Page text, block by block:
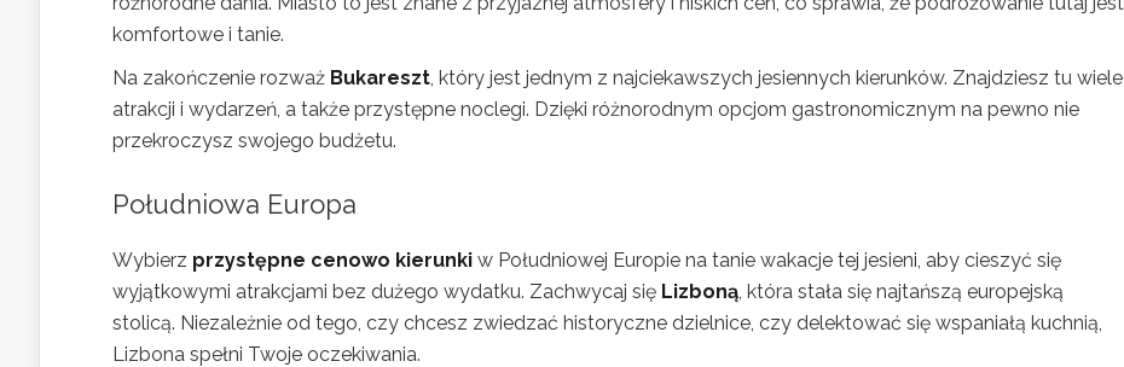
komfortowe i tanie.
Na zakończenie rozważ Bukareszt , który jest jednym z najciekawszych jesiennych kierunków. Znajdziesz tu wiele
atrakcji i wydarzeń, a także przystępne noclegi. Dzięki różnorodnym opcjom gastronomicznym na pewno nie
przekroczysz swojego budżetu.
Południowa Europa
Wybierz przystępne cenowo kierunki w Południowej Europie na tanie wakacje tej jesieni, aby cieszyć się
wyjątkowymi atrakcjami bez dużego wydatku. Zachwycaj się Lizboną , która stała się najtańszą europejską
stolicą. Niezależnie od tego, czy chcesz zwiedzać historyczne dzielnice, czy delektować się wspaniałą kuchnią,
Lizbona spełni Twoje oczekiwania.